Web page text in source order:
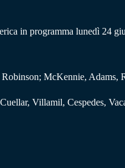
in programma lunedì 24
McKennie, Adams,
Villamil, Cespedes,